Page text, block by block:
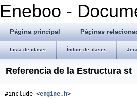
Eneboo -
Página principal Páginas
Lista de clases Índice de clases
Referencia de la Estructura
#include <engine.h>